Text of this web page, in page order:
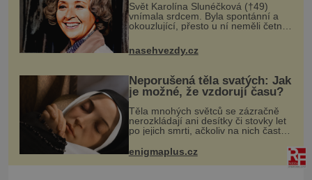
Svět Karolína Slunéčková (†49)
vnímala srdcem. Byla spontánní a
okouzlující, přesto u ní neměli četní
obdivovatelé nejmenší šanci. Měla
všechny předpoklady stát se
hvězdou, ale Karolína Slunéčková
nasehvezdy.cz
Neporušená těla svatých: Jak
je možné, že vzdorují času?
Těla mnohých světců se zázračně
nerozkládají ani desítky či stovky let
po jejich smrti, ačkoliv na nich často
jiné pokusy o konzervaci.
Neporušené ostatky bývají považo
enigmaplus.cz